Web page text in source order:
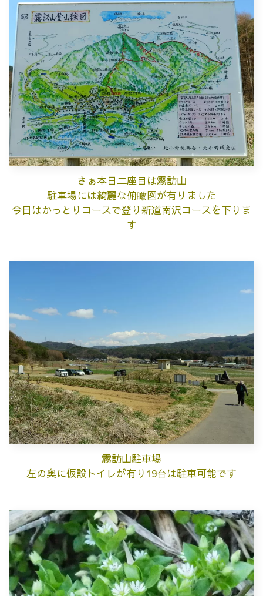
さぁ本日二座目は霧訪山
駐車場には綺麗な俯瞰図が有りました
今日はかっとりコースで登り新道南沢コースを下りま
す
霧訪山駐車場
左の奥に仮設トイレが有り19台は駐車可能です